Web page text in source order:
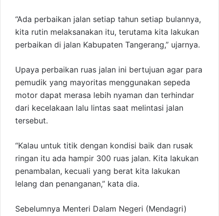
“Ada perbaikan jalan setiap tahun setiap bulannya,
kita rutin melaksanakan itu, terutama kita lakukan
perbaikan di jalan Kabupaten Tangerang,” ujarnya.
Upaya perbaikan ruas jalan ini bertujuan agar para
pemudik yang mayoritas menggunakan sepeda
motor dapat merasa lebih nyaman dan terhindar
dari kecelakaan lalu lintas saat melintasi jalan
tersebut.
“Kalau untuk titik dengan kondisi baik dan rusak
ringan itu ada hampir 300 ruas jalan. Kita lakukan
penambalan, kecuali yang berat kita lakukan
lelang dan penanganan,” kata dia.
Sebelumnya Menteri Dalam Negeri (Mendagri)